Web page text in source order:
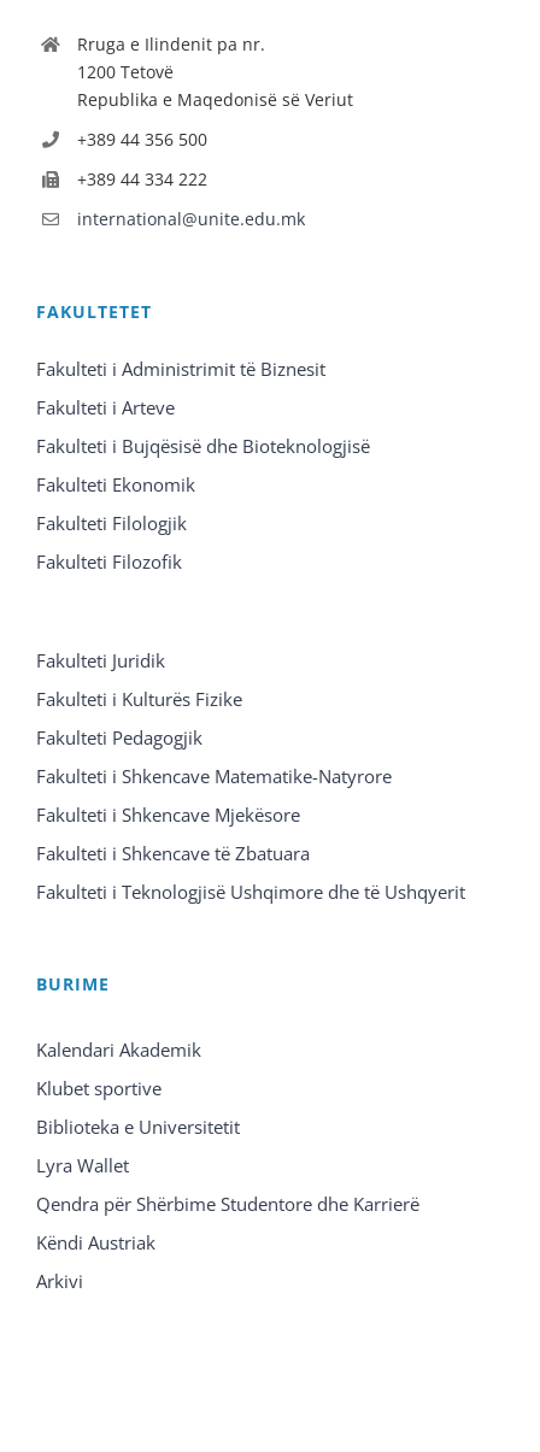
Rruga e Ilindenit pa nr.
1200 Tetovë
Republika e Maqedonisë së Veriut
+389 44 356 500
+389 44 334 222
international@unite.edu.mk
FAKULTETET
Fakulteti i Administrimit të Biznesit
Fakulteti i Arteve
Fakulteti i Bujqësisë dhe Bioteknologjisë
Fakulteti Ekonomik
Fakulteti Filologjik
Fakulteti Filozofik
Fakulteti Juridik
Fakulteti i Kulturës Fizike
Fakulteti Pedagogjik
Fakulteti i Shkencave Matematike-Natyrore
Fakulteti i Shkencave Mjekësore
Fakulteti i Shkencave të Zbatuara
Fakulteti i Teknologjisë Ushqimore dhe të Ushqyerit
BURIME
Kalendari Akademik
Klubet sportive
Biblioteka e Universitetit
Lyra Wallet
Qendra për Shërbime Studentore dhe Karrierë
Këndi Austriak
Arkivi